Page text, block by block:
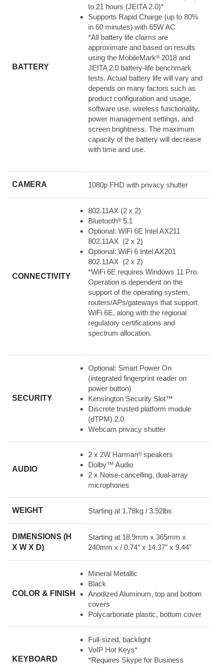
BATTERY
to 21 hours (JEITA 2.0)*
Supports Rapid Charge (up to 80%
in 60 minutes) with 65W AC
*All battery life claims are
approximate and based on results
using the MobileMark® 2018 and
JEITA 2.0 battery-life benchmark
tests. Actual battery life will vary and
depends on many factors such as
product configuration and usage,
software use, wireless functionality,
power management settings, and
screen brightness. The maximum
capacity of the battery will decrease
with time and use.
CAMERA 1080p FHD with privacy shutter
CONNECTIVITY
802.11AX (2 x 2)
Bluetooth® 5.1
Optional: WiFi 6E Intel AX211
802.11AX (2 x 2)
Optional: WiFi 6 Intel AX201
802.11AX (2 x 2)
*WiFi 6E requires Windows 11 Pro.
Operation is dependent on the
support of the operating system,
routers/APs/gateways that support
WiFi 6E, along with the regional
regulatory certifications and
spectrum allocation.
SECURITY
Optional: Smart Power On
(integrated fingerprint reader on
power button)
Kensington Security Slot™
Discrete trusted platform module
(dTPM) 2.0
Webcam privacy shutter
AUDIO
2 x 2W Harman® speakers
Dolby™ Audio
2 x Noise-cancelling, dual-array
microphones
WEIGHT Starting at 1.78kg / 3.92lbs
DIMENSIONS (H
X W X D)
Starting at 18.9mm x 365mm x
240mm x / 0.74″ x 14.37″ x 9.44″
COLOR & FINISH
Mineral Metallic
Black
Anodized Aluminum, top and bottom
covers
Polycarbonate plastic, bottom cover
KEYBOARD
Full-sized, backlight
VoIP Hot Keys*
*Requires Skype for Business